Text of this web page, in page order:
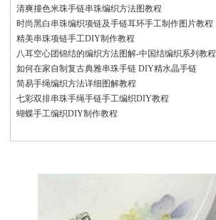
清爽撞色米珠手链串珠编织方法图教程
时尚黑白串珠编织项链及手链耳环手工制作图片教程
精美串珠项链手工DIY制作教程
八耳空心团锦结的编织方法图解-中国结编织系列教程
如何在家自制复古典雅串珠手链 DIY精水晶手链
简易手绳编织方法详细图解教程
七彩双排串珠手绳手链手工编织DIY教程
蝴蝶手工编织DIY制作教程